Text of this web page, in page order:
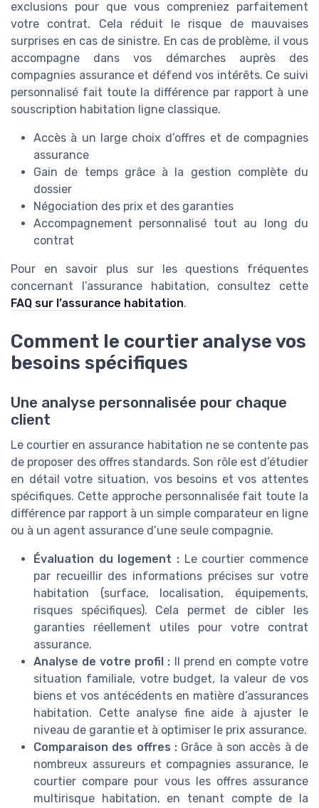
exclusions pour que vous compreniez parfaitement
votre contrat. Cela réduit le risque de mauvaises
surprises en cas de sinistre. En cas de problème, il vous
accompagne dans vos démarches auprès des
compagnies assurance et défend vos intérêts. Ce suivi
personnalisé fait toute la différence par rapport à une
souscription habitation ligne classique.
Accès à un large choix d’offres et de compagnies
assurance
Gain de temps grâce à la gestion complète du
dossier
Négociation des prix et des garanties
Accompagnement personnalisé tout au long du
contrat
Pour en savoir plus sur les questions fréquentes
concernant l’assurance habitation, consultez cette
FAQ sur l’assurance habitation.
Comment le courtier analyse vos
besoins spécifiques
Une analyse personnalisée pour chaque
client
Le courtier en assurance habitation ne se contente pas
de proposer des offres standards. Son rôle est d’étudier
en détail votre situation, vos besoins et vos attentes
spécifiques. Cette approche personnalisée fait toute la
différence par rapport à un simple comparateur en ligne
ou à un agent assurance d’une seule compagnie.
Évaluation du logement : Le courtier commence
par recueillir des informations précises sur votre
habitation (surface, localisation, équipements,
risques spécifiques). Cela permet de cibler les
garanties réellement utiles pour votre contrat
assurance.
Analyse de votre profil : Il prend en compte votre
situation familiale, votre budget, la valeur de vos
biens et vos antécédents en matière d’assurances
habitation. Cette analyse fine aide à ajuster le
niveau de garantie et à optimiser le prix assurance.
Comparaison des offres : Grâce à son accès à de
nombreux assureurs et compagnies assurance, le
courtier compare pour vous les offres assurance
multirisque habitation, en tenant compte de la